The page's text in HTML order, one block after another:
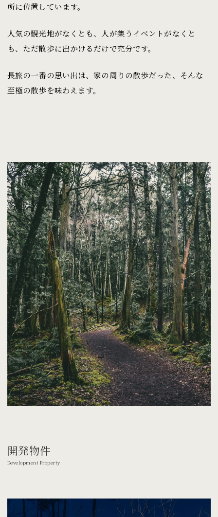
所に位置しています。
人気の観光地がなくとも、人が集うイベントがなくと
も、ただ散歩に出かけるだけで充分です。
長旅の一番の思い出は、家の周りの散歩だった、そんな
至極の散歩を味わえます。
開発物件
Development Property